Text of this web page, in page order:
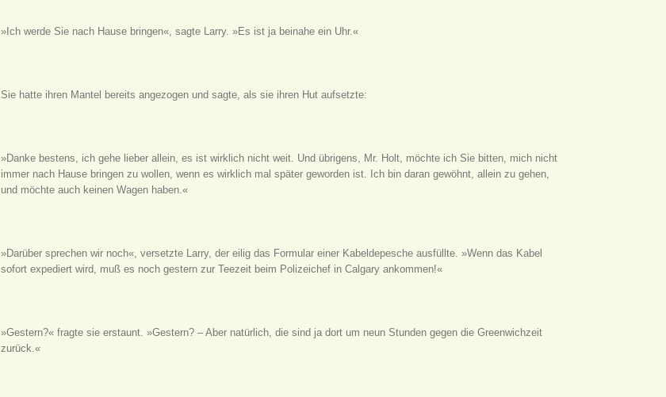
»Ich werde Sie nach Hause bringen«, sagte Larry. »Es ist ja beinahe ein Uhr.«
Sie hatte ihren Mantel bereits angezogen und sagte, als sie ihren Hut aufsetzte:
»Danke bestens, ich gehe lieber allein, es ist wirklich nicht weit. Und übrigens, Mr. Holt, möchte ich Sie bitten, mich nicht
immer nach Hause bringen zu wollen, wenn es wirklich mal später geworden ist. Ich bin daran gewöhnt, allein zu gehen,
und möchte auch keinen Wagen haben.«
»Darüber sprechen wir noch«, versetzte Larry, der eilig das Formular einer Kabeldepesche ausfüllte. »Wenn das Kabel
sofort expediert wird, muß es noch gestern zur Teezeit beim Polizeichef in Calgary ankommen!«
»Gestern?« fragte sie erstaunt. »Gestern? – Aber natürlich, die sind ja dort um neun Stunden gegen die Greenwichzeit
zurück.«